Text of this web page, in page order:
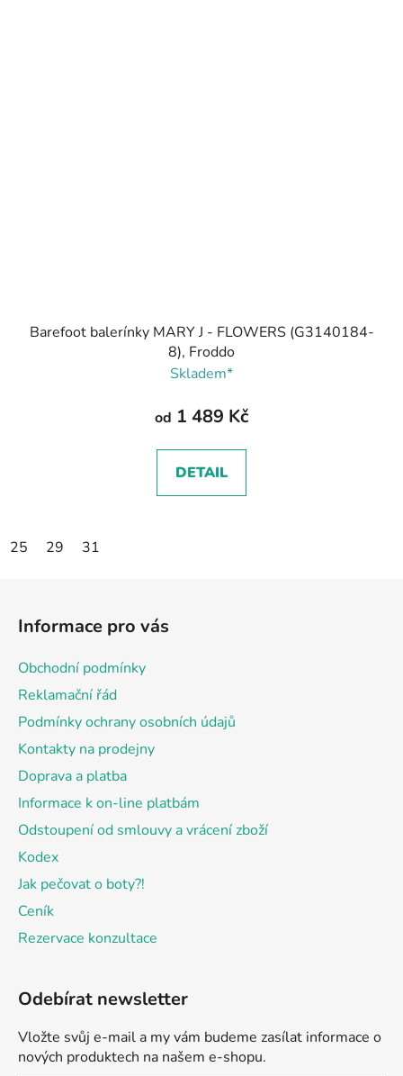
Barefoot balerínky MARY J - FLOWERS (G3140184-
8), Froddo
Skladem*
od 1 489 Kč
DETAIL
25 29 31
Informace pro vás
Obchodní podmínky
Reklamační řád
Podmínky ochrany osobních údajů
Kontakty na prodejny
Doprava a platba
Informace k on-line platbám
Odstoupení od smlouvy a vrácení zboží
Kodex
Jak pečovat o boty?!
Ceník
Rezervace konzultace
Odebírat newsletter
Vložte svůj e-mail a my vám budeme zasílat informace o
nových produktech na našem e-shopu.